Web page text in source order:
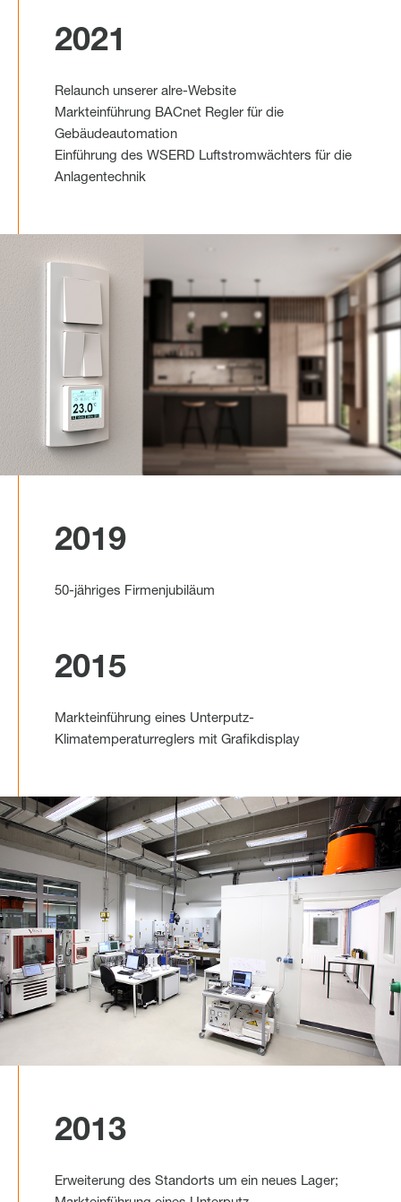
2021
Relaunch unserer alre-Website
Markteinführung BACnet Regler für die
Gebäudeautomation
Einführung des WSERD Luftstromwächters für die
Anlagentechnik
2019
50-jähriges Firmenjubiläum
2015
Markteinführung eines Unterputz-
Klimatemperaturreglers mit Grafikdisplay
2013
Erweiterung des Standorts um ein neues Lager;